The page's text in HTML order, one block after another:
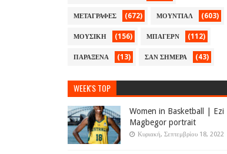
ΜΕΤΑΓΡΑΦΕΣ (672) ΜΟΥΝΤΙΑΛ (603)
ΜΟΥΣΙΚΗ (156) ΜΠΑΓΕΡΝ (112)
ΠΑΡΑΞΕΝΑ (13) ΣΑΝ ΣΗΜΕΡΑ (43)
WEEK'S TOP
Women in Basketball | Ezi
Magbegor portrait
Κυριακή, Σεπτεμβρίου 18, 2022